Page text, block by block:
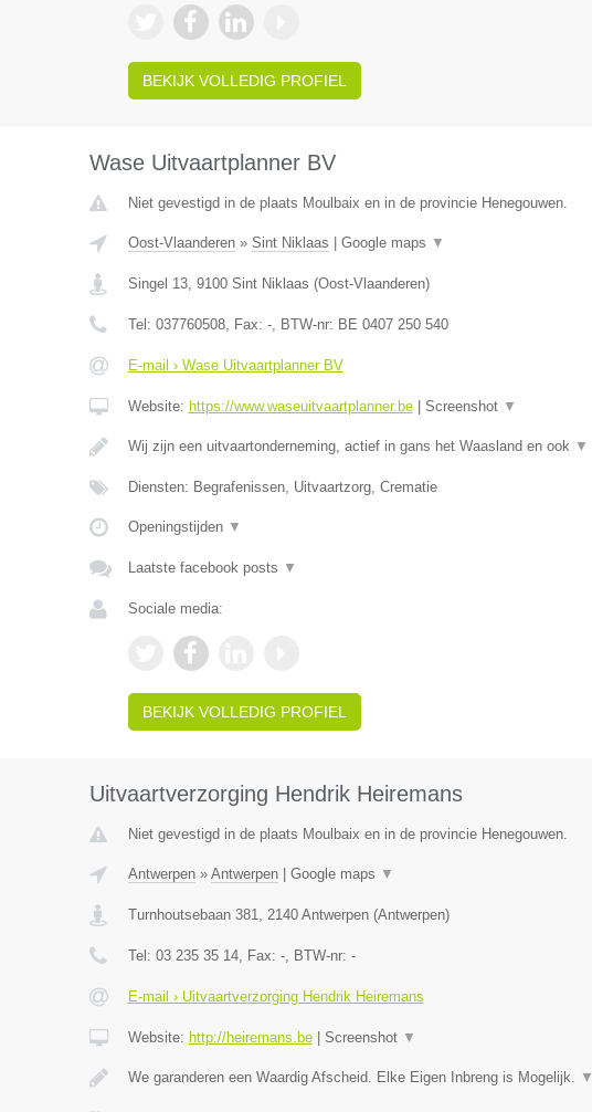
BEKIJK VOLLEDIG PROFIEL
Wase Uitvaartplanner BV
Niet gevestigd in de plaats Moulbaix en in de provincie Henegouwen.
Oost-Vlaanderen» Sint Niklaas Google maps ▼
Singel 13, 9100 Sint Niklaas (Oost-Vlaanderen)
Tel: 037760508, Fax: -, BTW-nr: BE 0407 250 540
E-mail › Wase Uitvaartplanner BV
Website: https://www.waseuitvaartplanner.be| Screenshot ▼
Wij zijn een uitvaartonderneming, actief in gans het Waasland en ook ▼
Diensten: Begrafenissen, Uitvaartzorg, Crematie
Openingstijden ▼
Laatste facebook posts ▼
Sociale media:
BEKIJK VOLLEDIG PROFIEL
Uitvaartverzorging Hendrik Heiremans
Niet gevestigd in de plaats Moulbaix en in de provincie Henegouwen.
Antwerpen» Antwerpen| Google maps ▼
Turnhoutsebaan 381, 2140 Antwerpen(Antwerpen)
Tel: 03 235 35 14, Fax: -, BTW-nr: -
E-mail › Uitvaartverzorging Hendrik Heiremans
Website: http://heiremans.be| Screenshot ▼
We garanderen een Waardig Afscheid. Elke Eigen Inbreng is Mogelijk. ▼